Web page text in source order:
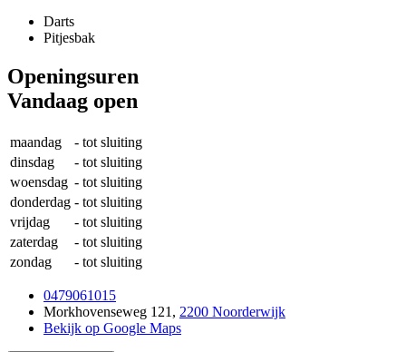
Darts
Pitjesbak
Openingsuren
Vandaag open
maandag - tot sluiting
dinsdag
- tot sluiting
woensdag - tot sluiting
donderdag - tot sluiting
vrijdag
- tot sluiting
zaterdag
- tot sluiting
zondag
- tot sluiting
0479061015
Morkhovenseweg 121 , 2200 Noorderwijk
Bekijk op Google Maps